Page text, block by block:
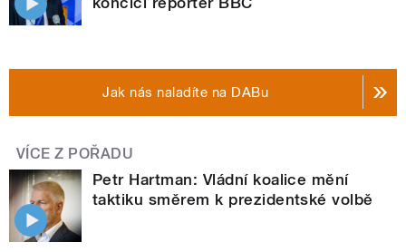
Jak nás naladíte na DABu
VÍCE Z POŘADU
Petr Hartman: Vládní koalice mění
taktiku směrem k prezidentské volbě